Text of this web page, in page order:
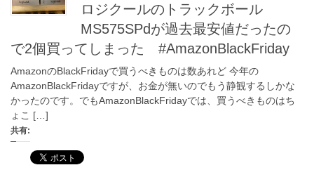
ロジクールのトラックボール
MS575SPdが過去最安値だったの
で2個買ってしまった #AmazonBlackFriday
AmazonのBlackFridayで買うべきものは数あれど 今年の
AmazonBlackFridayですが、お金が無いのでもう静観するしかな
かったのです。でもAmazonBlackFridayでは、買うべきものはち
ょこ […]
共有: